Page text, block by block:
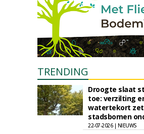
TRENDING
Droogte slaat
toe: verzilting
watertekort
stadsbomen
22-07-2026 | NIEUWS